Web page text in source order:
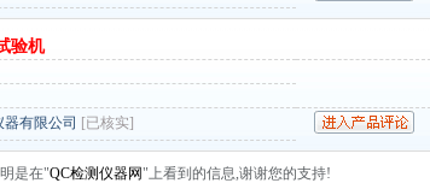
验机
有限公司 [已核实]
是在"QC检测仪器网"上看到的信息,谢谢您的支持!